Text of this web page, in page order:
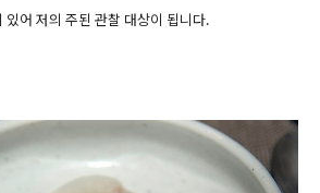
있어 저의 주된 관찰 대상이 됩니다.